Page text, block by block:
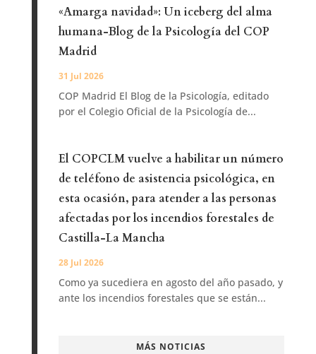
«Amarga navidad»: Un iceberg del alma
humana-Blog de la Psicología del COP
Madrid
31 Jul 2026
COP Madrid El Blog de la Psicología, editado
por el Colegio Oficial de la Psicología de...
El COPCLM vuelve a habilitar un número
de teléfono de asistencia psicológica, en
esta ocasión, para atender a las personas
afectadas por los incendios forestales de
Castilla-La Mancha
28 Jul 2026
Como ya sucediera en agosto del año pasado, y
ante los incendios forestales que se están...
MÁS NOTICIAS